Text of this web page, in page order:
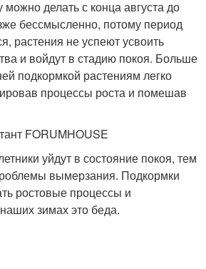
делать с конца августа до
бессмысленно, потому период
растения не успеют усвоить
и войдут в стадию покоя. Больше
подкормкой растениям легко
процессы роста и помешав
FORUMHOUSE
уйдут в состояние покоя, тем
вымерзания. Подкормки
ростовые процессы и
зимах это беда.